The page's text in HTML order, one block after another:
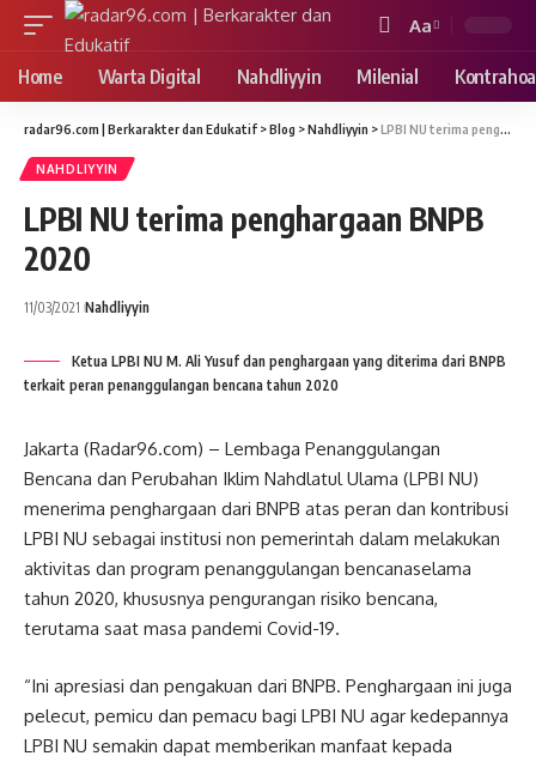
Font
Resizer
Aa
Home Warta Digital Nahdliyyin Milenial
radar96.com | Berkarakter dan Edukatif >Blog >Nahdliyyin >LPBI NU terima penghargaan BNPB 2020
NAHDLIYYIN
LPBI NU terima penghargaan BNPB
2020
11/03/2021 Nahdliyyin
Ketua LPBI NU M. Ali Yusuf dan penghargaan yang diterima dari BNPB
terkait peran penanggulangan bencana tahun 2020
Jakarta (Radar96.com) – Lembaga Penanggulangan
Bencana dan Perubahan Iklim Nahdlatul Ulama (LPBI NU)
menerima penghargaan dari BNPB atas peran dan kontribusi
LPBI NU sebagai institusi non pemerintah dalam melakukan
aktivitas dan program penanggulangan bencanaselama
tahun 2020, khususnya pengurangan risiko bencana,
terutama saat masa pandemi Covid-19.
“Ini apresiasi dan pengakuan dari BNPB. Penghargaan ini juga
pelecut, pemicu dan pemacu bagi LPBI NU agar kedepannya
LPBI NU semakin dapat memberikan manfaat kepada